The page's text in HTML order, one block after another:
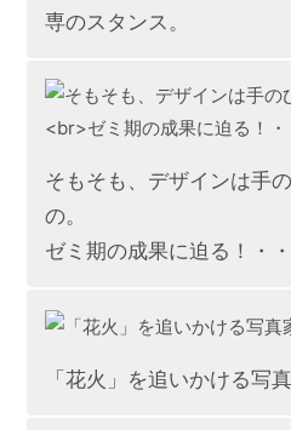
専のスタンス。
そもそも、デザインは手
の。
ゼミ期の成果に迫る！・
「花火」を追いかける写